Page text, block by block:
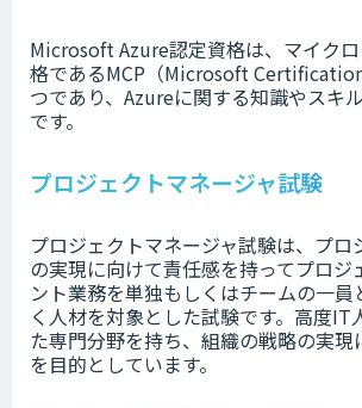
Microsoft Azure認定資格は、マイク
格であるMCP（Microsoft
つであり、Azureに関する知識やスキ
です。
プロジェクトマネージャ試験
プロジェクトマネージャ試験は、プロ
の実現に向けて責任感を持ってプロジ
ント業務を単独もしくはチームの一員
く人材を対象とした試験です。高度IT
た専門分野を持ち、組織の戦略の実現
を目的としています。